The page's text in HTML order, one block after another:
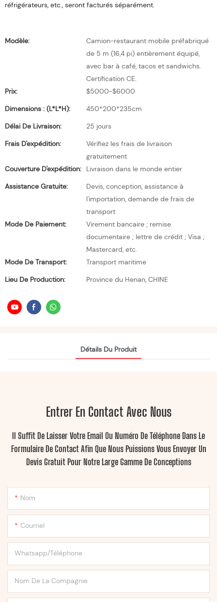
réfrigérateurs, etc., seront facturés séparément.
Modèle:
Camion-restaurant mobile préfabriqué
de 5 m (16,4 pi) entièrement équipé,
avec bar à café, tacos et sandwichs.
Certification CE.
Prix:
$5000-$6000
Dimensions : (L*l*H):
450*200*235cm
Délai De Livraison:
25 jours
Frais D'expédition:
Vérifiez les frais de livraison
gratuitement
Couverture D'expédition:
Livraison dans le monde entier
Assistance Gratuite:
Devis, conception, assistance à
l'importation, demande de frais de
transport
Mode De Paiement:
Virement bancaire ; remise
documentaire ; lettre de crédit ; Visa ;
Mastercard, etc.
Mode De Transport:
Transport maritime
Lieu De Production:
Province du Henan, CHINE
Détails Du Produit
Entrer En Contact Avec Nous
Il Suffit De Laisser Votre Email Ou Numéro De Téléphone Dans Le
Formulaire De Contact Afin Que Nous Puissions Vous Envoyer Un
Devis Gratuit Pour Notre Large Gamme De Conceptions
Nom
Courriel
Whatsapp/Téléphone
Nom De La Compagnie